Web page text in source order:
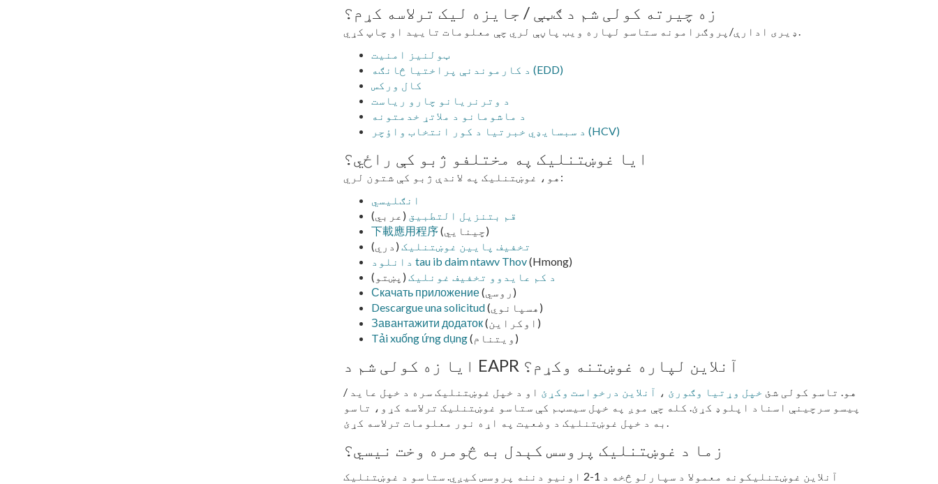
زه چیرته کولی شم د ګټې / جایزه لیک ترلاسه کړم؟
ډیری ادارې/پروګرامونه ستاسو لپاره ویب پاڼې لري چې معلومات تایید او چاپ کړي.
ټولنیز امنیت
د کارموندنې پراختیا څانګه (EDD)
کال ورکس
د وترنریانو چارو ریاست
د ماشومانو د ملاتړ خدمتونه
د سبسایډي خبرتیا د کور انتخاب واؤچر (HCV)
ایا غوښتنلیک په مختلفو ژبو کې راځي؟
هو، غوښتنلیک په لاندې ژبو کې شتون لري:
انګلیسي
قم بتنزيل التطبيق (عربي)
下載應用程序
(چینایي)
تخفیف پایین غوښتنلیک (دري)
دانلود tau ib daim ntawv Thov(Hmong)
د کم عايدوو تخفيف غونليک (پښتو)
Скачать приложение
(روسي)
Descargue una solicitud
(هسپانوي)
Завантажити додаток
(اوکراين)
Tải xuống ứng dụng
(ویتنام)
ایا زه کولی شم د EAPR آنلاین لپاره غوښتنه وکړم؟
هو. تاسو کولی شئ خپل وړتیا وګورئ ، آنلاین درخواست وکړئ او د خپل غوښتنلیک سره د خپل عاید /
پیسو سرچینې اسناد اپلوډ کړئ. کله چې موږ په خپل سیسټم کې ستاسو غوښتنلیک ترلاسه کړو، تاسو
به د خپل غوښتنلیک د وضعیت په اړه نور معلومات ترلاسه کړئ.
زما د غوښتنليک پروسس کېدل به څومره وخت نيسي؟
آنلاین غوښتنلیکونه معمولا د سپارلو څخه د 1-2 اونیو دننه پروسس کیږي. ستاسو د غوښتنلیک